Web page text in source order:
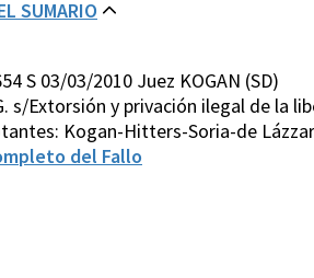
SUMARIO
S 03/03/2010 Juez KOGAN (SD)
s/Extorsión y privación ilegal de la
Kogan-Hitters-Soria-de
del Fallo